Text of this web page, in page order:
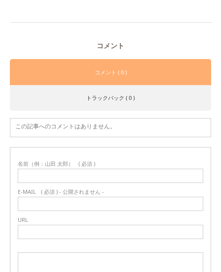
コメント
コメント ( 0 )
トラックバック ( 0 )
この記事へのコメントはありません。
名前（例：山田 太郎） ( 必須 )
E-MAIL ( 必須 ) - 公開されません -
URL